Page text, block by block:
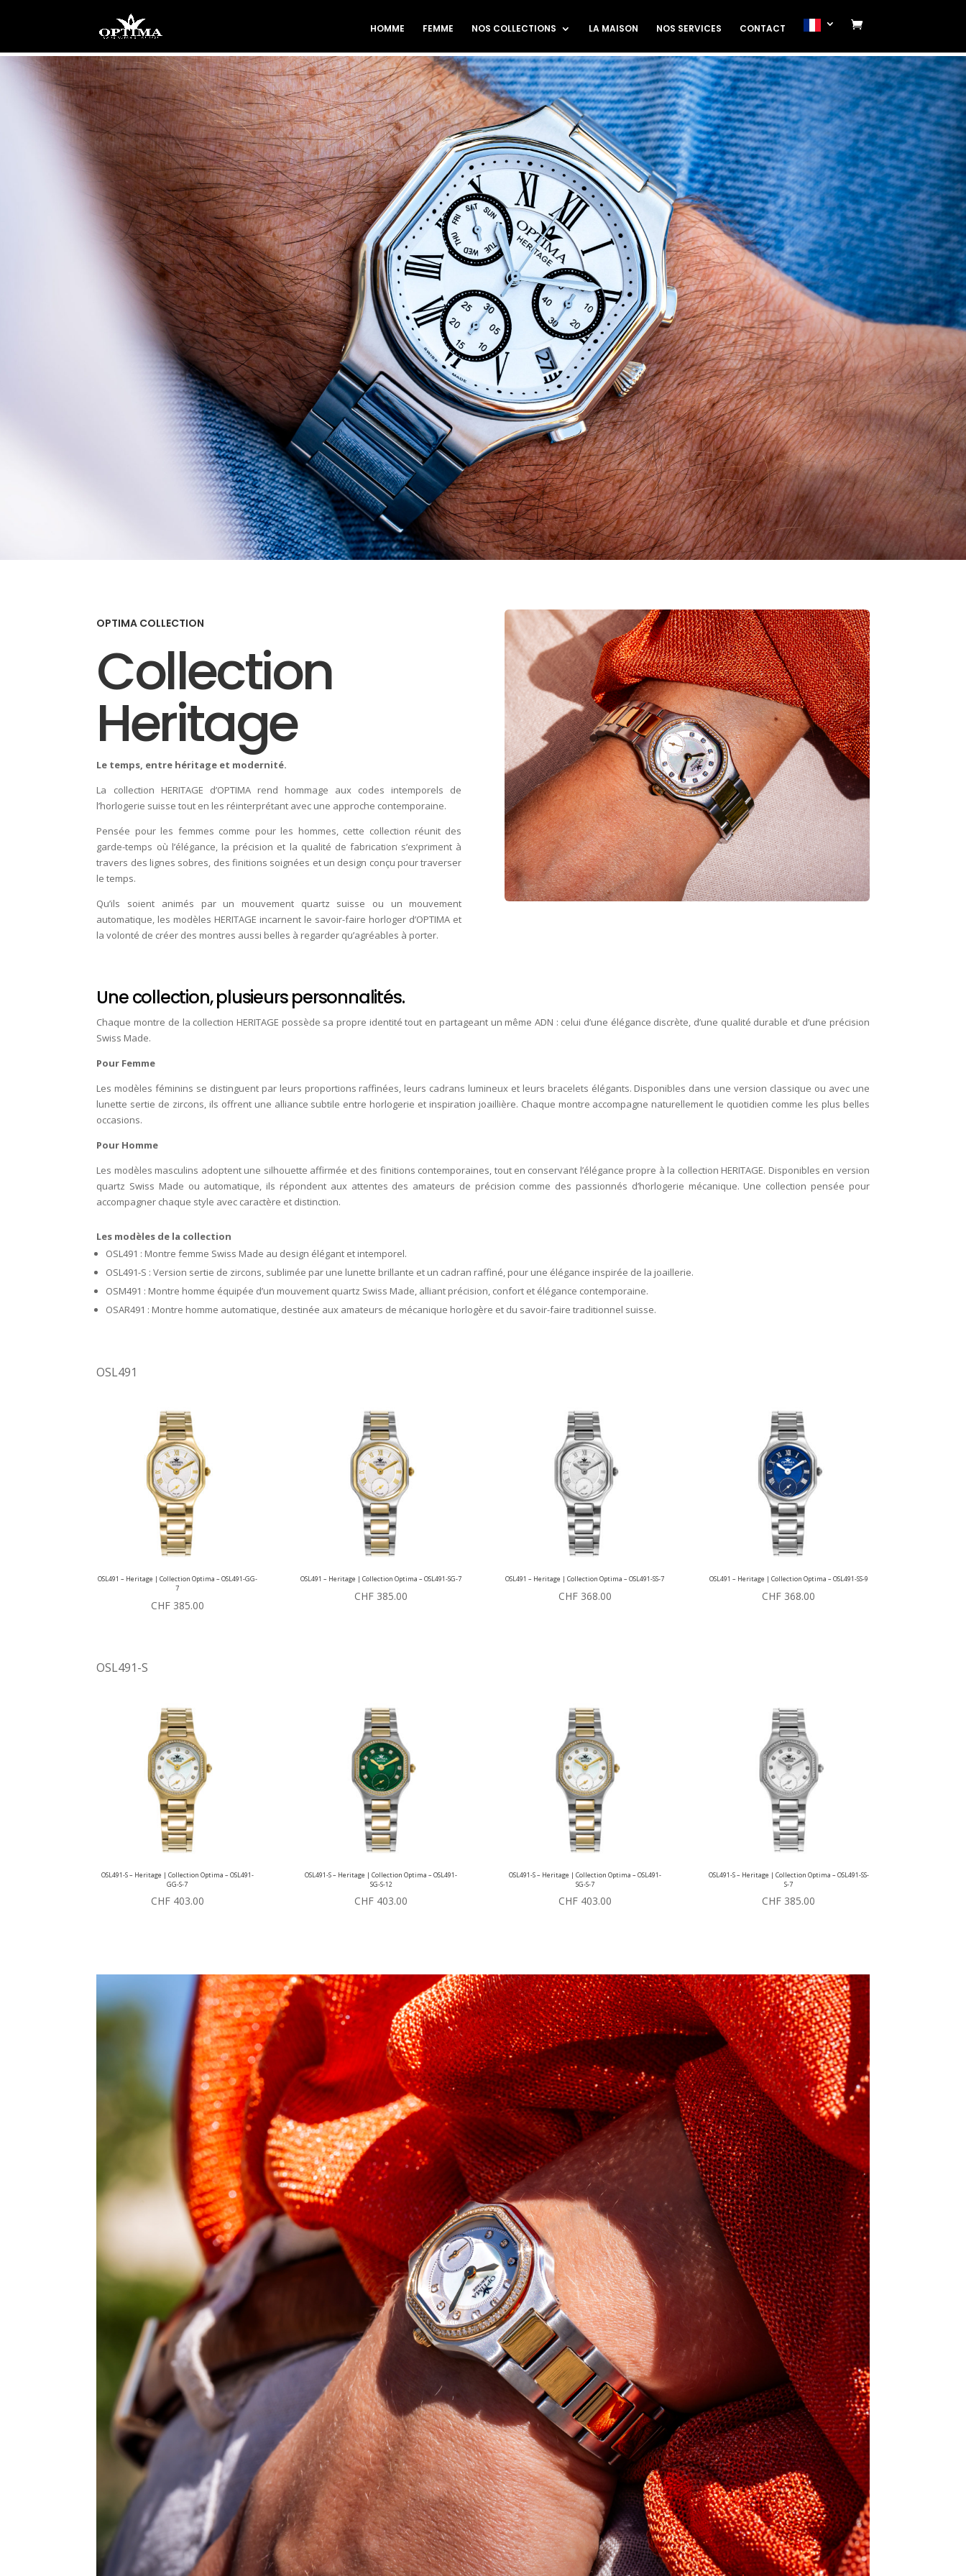
HOMME FEMME NOS COLLECTIONS LA MAISON NOS SERVICES CONTACT
OPTIMA COLLECTION
Collection
Heritage
Le temps, entre héritage et modernité.
La collection HERITAGE d’OPTIMA rend hommage aux codes intemporels de
l’horlogerie suisse tout en les réinterprétant avec une approche contemporaine.
Pensée pour les femmes comme pour les hommes, cette collection réunit des
garde-temps où l’élégance, la précision et la qualité de fabrication s’expriment à
travers des lignes sobres, des finitions soignées et un design conçu pour traverser
le temps.
Qu’ils soient animés par un mouvement quartz suisse ou un mouvement
automatique, les modèles HERITAGE incarnent le savoir-faire horloger d’OPTIMA et
la volonté de créer des montres aussi belles à regarder qu’agréables à porter.
Une collection, plusieurs personnalités.
Chaque montre de la collection HERITAGE possède sa propre identité tout en partageant un même ADN : celui d’une élégance discrète, d’une qualité durable et d’une précision
Swiss Made.
Pour Femme
Les modèles féminins se distinguent par leurs proportions raffinées, leurs cadrans lumineux et leurs bracelets élégants. Disponibles dans une version classique ou avec une
lunette sertie de zircons, ils offrent une alliance subtile entre horlogerie et inspiration joaillière. Chaque montre accompagne naturellement le quotidien comme les plus belles
occasions.
Pour Homme
Les modèles masculins adoptent une silhouette affirmée et des finitions contemporaines, tout en conservant l’élégance propre à la collection HERITAGE. Disponibles en version
quartz Swiss Made ou automatique, ils répondent aux attentes des amateurs de précision comme des passionnés d’horlogerie mécanique. Une collection pensée pour
accompagner chaque style avec caractère et distinction.
Les modèles de la collection
OSL491 : Montre femme Swiss Made au design élégant et intemporel.
OSL491-S : Version sertie de zircons, sublimée par une lunette brillante et un cadran raffiné, pour une élégance inspirée de la joaillerie.
OSM491 : Montre homme équipée d’un mouvement quartz Swiss Made, alliant précision, confort et élégance contemporaine.
OSAR491 : Montre homme automatique, destinée aux amateurs de mécanique horlogère et du savoir-faire traditionnel suisse.
OSL491
OSL491 – Heritage | Collection Optima – OSL491-GG-
7
CHF385.00
OSL491 – Heritage | Collection Optima – OSL491-SG-7
CHF 385.00
OSL491 – Heritage | Collection Optima – OSL491-SS-7
CHF368.00
OSL491 – Heritage | Collection Optima – OSL491-SS-9
CHF 368.00
OSL491-S
OSL491-S – Heritage | Collection Optima – OSL491-
GG-S-7
CHF403.00
OSL491-S – Heritage | Collection Optima – OSL491-
SG-S-12
CHF 403.00
OSL491-S – Heritage | Collection Optima – OSL491-
SG-S-7
CHF403.00
OSL491-S – Heritage | Collection Optima – OSL491-SS-
S-7
CHF 385.00